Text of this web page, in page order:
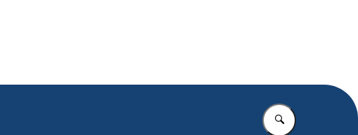
Vul in wat u